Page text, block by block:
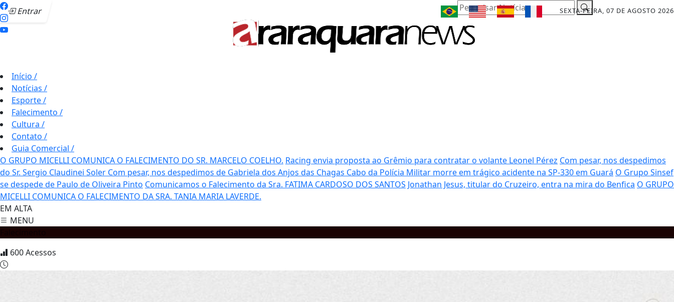
Entrar SEXTA-FEIRA, 07 DE AGOSTO 2026
Pesquisar Notícia
Início /
Notícias /
Esporte/
Falecimento /
Cultura /
Contato /
Guia Comercial /
O GRUPO MICELLI COMUNICA O FALECIMENTO DO SR. MARCELO COELHO. Racing envia proposta ao Grêmio para contratar o volante Leonel Pérez Com pesar, nos despedimos
do Sr. Sergio Claudinei Soler Com pesar, nos despedimos de Gabriela dos Anjos das Chagas Cabo da Polícia Militar morre em trágico acidente na SP-330 em Guará O Grupo Sinsef
se despede de Paulo de Oliveira Pinto Comunicamos o Falecimento da Sra. FATIMA CARDOSO DOS SANTOS Jonathan Jesus, titular do Cruzeiro, entra na mira do Benfica O GRUPO
MICELLI COMUNICA O FALECIMENTO DA SRA. TANIA MARIA LAVERDE.
EM ALTA
MENU
600Acessos